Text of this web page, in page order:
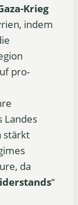
Krieg
indem
pro-
Landes
stärkt
da
“